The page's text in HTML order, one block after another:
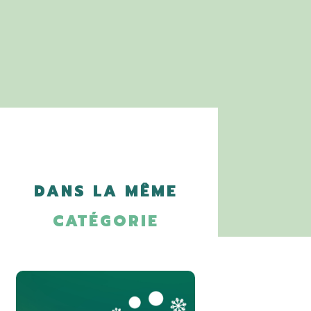
DANS LA MÊME
CATÉGORIE